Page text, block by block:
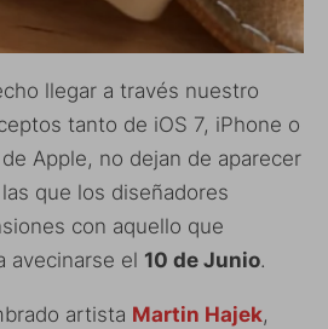
llegar a través nuestro
tanto de iOS 7, iPhone o
de Apple, no dejan de aparecer
que los diseñadores
con aquello que
avecinarse el 10 de Junio.
artista Martin Hajek,